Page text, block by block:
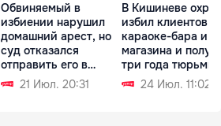
Обвиняемый в
избиении нарушил
домашний арест, но
суд отказался
отправить его в
СИЗО21 Июл. 20:31
В Кишиневе
избил клиентов
караоке-бара и
магазина и
три года тюрьмы
24 Июл. 11:02